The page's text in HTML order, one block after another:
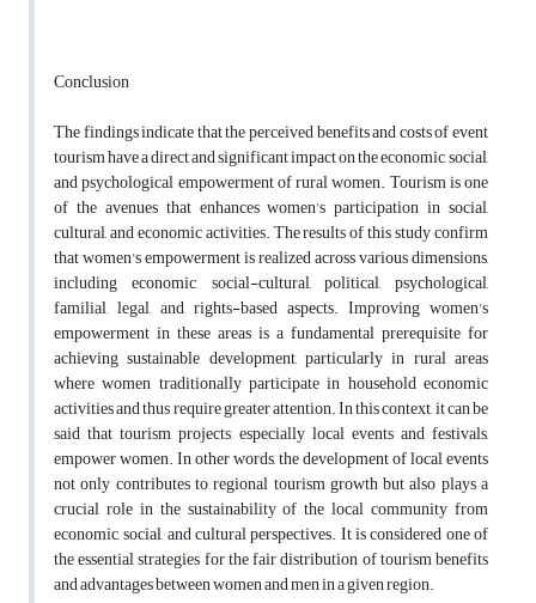
Conclusion
The findings indicate that the perceived benefits and costs of event
tourism have a direct and significant impact on the economic, social,
and psychological empowerment of rural women. Tourism is one
of the avenues that enhances women's participation in social,
cultural, and economic activities. The results of this study confirm
that women's empowerment is realized across various dimensions,
including economic, social-cultural, political, psychological,
familial, legal, and rights-based aspects. Improving women's
empowerment in these areas is a fundamental prerequisite for
achieving sustainable development, particularly in rural areas
where women traditionally participate in household economic
activities and thus require greater attention. In this context, it can be
said that tourism projects, especially local events and festivals,
empower women. In other words, the development of local events
not only contributes to regional tourism growth but also plays a
crucial role in the sustainability of the local community from
economic, social, and cultural perspectives. It is considered one of
the essential strategies for the fair distribution of tourism benefits
and advantages between women and men in a given region.